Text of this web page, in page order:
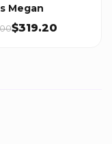
Megan
$319.20